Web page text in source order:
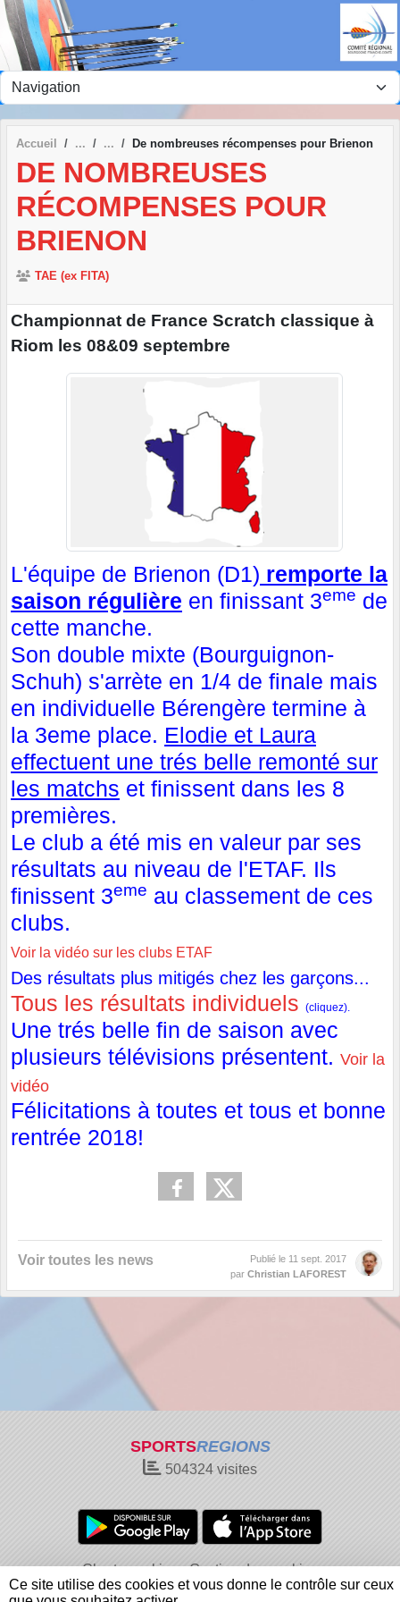
Accueil De nombreuses récompenses pour Brienon
DE NOMBREUSES
RÉCOMPENSES POUR
BRIENON
TAE (ex FITA)
Championnat de France Scratch classique à
Riom les 08&09 septembre
L'équipe de Brienon (D1) remporte la
saison régulière en finissant 3eme de
cette manche.
Son double mixte (Bourguignon-
Schuh) s'arrète en 1/4 de finale mais
en individuelle Bérengère termine à
la 3eme place. Elodie et Laura
effectuent une trés belle remonté sur
les matchs et finissent dans les 8
premières.
Le club a été mis en valeur par ses
résultats au niveau de l'ETAF. Ils
finissent 3eme au classement de ces
clubs.
Voir la vidéo sur les clubs ETAF
Des résultats plus mitigés chez les garçons...
Tous les résultats individuels (cliquez).
Une trés belle fin de saison avec
plusieurs télévisions présentent. Voir la
vidéo
Félicitations à toutes et tous et bonne
rentrée 2018!
Voir toutes les news Publié le 11 sept. 2017
par Christian LAFOREST
SPORTSREGIONS
504324 visites
Charte cookies
Gestion des cookies
Informations légales
Signaler un contenu inapproprié
Panneau de gestion des cookies
Ce site utilise des cookies et vous donne le contrôle sur ceux